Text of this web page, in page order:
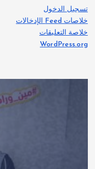
تسجيل الدخول
خلاصات Feed الإدخالات
خلاصة التعليقات
WordPress.org